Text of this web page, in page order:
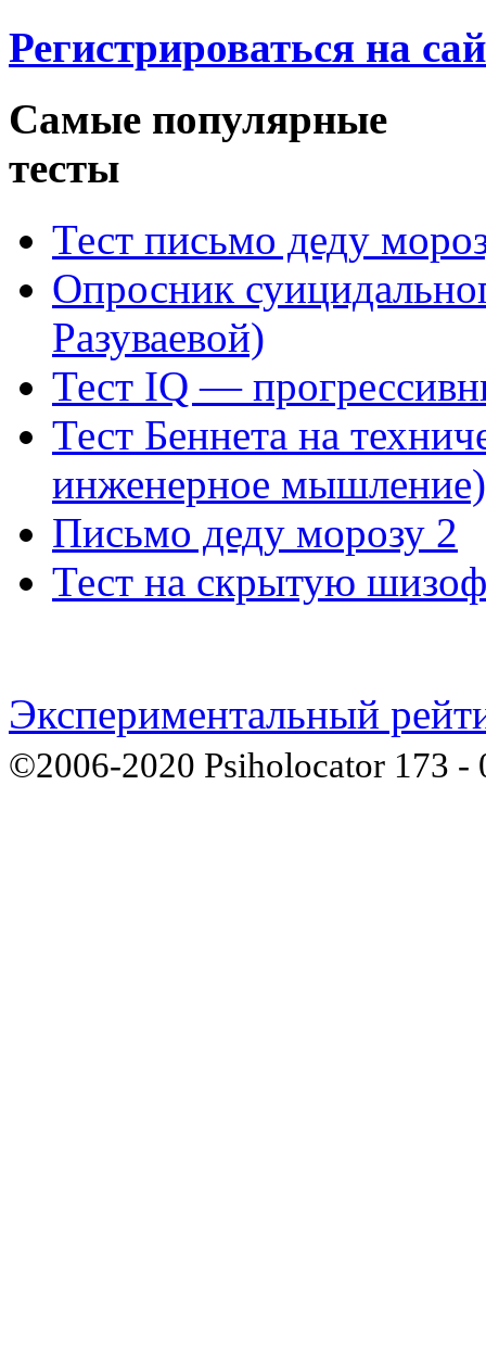
Регистрироваться на
Самые популярные
тесты
Тест письмо деду
Опросник
Разуваевой)
Тест IQ —
Тест Беннета на
инженерное мышление)
Письмо деду морозу 2
Тест на скрытую
Экспериментальный
©2006-2020 Psiholocator 173 -